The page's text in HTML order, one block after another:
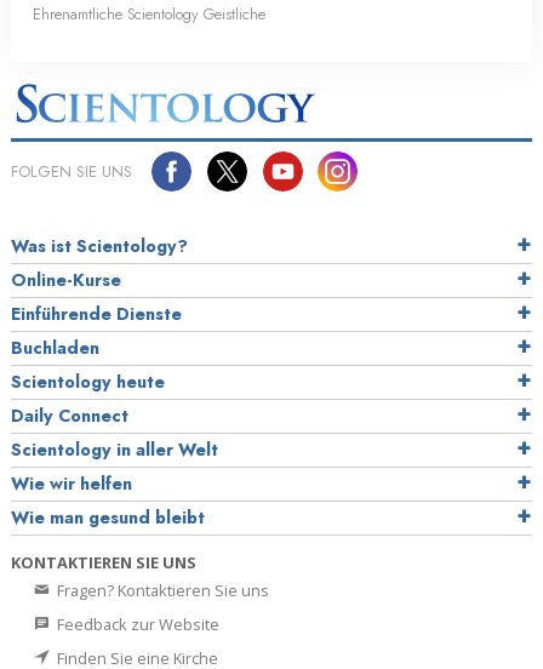
Ehrenamtliche Scientology Geistliche
FOLGEN SIE UNS
Was ist Scientology?
Online-Kurse
Einführende Dienste
Buchladen
Scientology heute
Daily Connect
Scientology in aller Welt
Wie wir helfen
Wie man gesund bleibt
KONTAKTIEREN SIE UNS
Fragen? Kontaktieren Sie uns
Feedback zur Website
Finden Sie eine Kirche